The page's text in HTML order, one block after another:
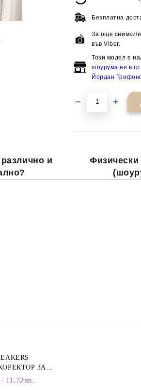
Безплатна
За още снимки/
във Viber.
Този модел е
шоурума ни в
Йордан
и
Физически
ЗА
75 ML
11.72лв.